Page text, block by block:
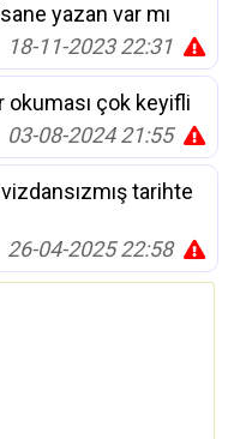
yazan var mı
18-11-2023 22:31
okuması çok keyifli
03-08-2024 21:55
tarihte
26-04-2025 22:58